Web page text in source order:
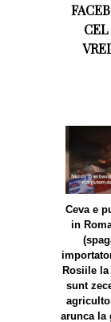
Ceva e
in
Rosiile la
sunt
arunca la